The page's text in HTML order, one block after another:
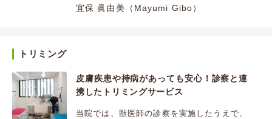
宜保 眞由美（Mayumi Gibo）
トリミング
皮膚疾患や持病があっても安心！診察と連
携したトリミングサービス
当院では、獣医師の診察を実施したうえで、